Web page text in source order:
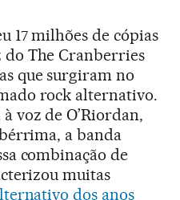
17 milhões de cópias
The Cranberries
que surgiram no
rock alternativo.
voz de O’Riordan,
a banda
combinação de
muitas
dos anos